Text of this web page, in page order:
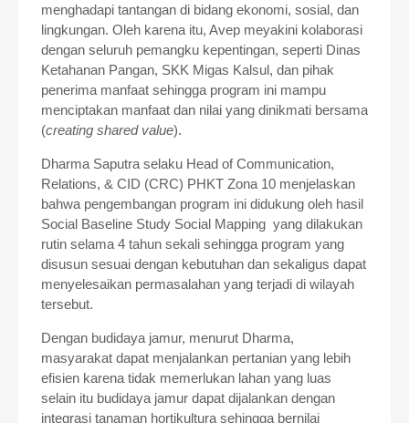
menghadapi tantangan di bidang ekonomi, sosial, dan
lingkungan. Oleh karena itu, Avep meyakini kolaborasi
dengan seluruh pemangku kepentingan, seperti Dinas
Ketahanan Pangan, SKK Migas Kalsul, dan pihak
penerima manfaat sehingga program ini mampu
menciptakan manfaat dan nilai yang dinikmati bersama
(creating shared value).
Dharma Saputra selaku Head of Communication,
Relations, & CID (CRC) PHKT Zona 10 menjelaskan
bahwa pengembangan program ini didukung oleh hasil
Social Baseline Study Social Mapping yang dilakukan
rutin selama 4 tahun sekali sehingga program yang
disusun sesuai dengan kebutuhan dan sekaligus dapat
menyelesaikan permasalahan yang terjadi di wilayah
tersebut.
Dengan budidaya jamur, menurut Dharma,
masyarakat dapat menjalankan pertanian yang lebih
efisien karena tidak memerlukan lahan yang luas
selain itu budidaya jamur dapat dijalankan dengan
integrasi tanaman hortikultura sehingga bernilai